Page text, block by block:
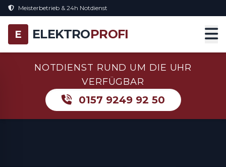
Meisterbetrieb & 24h Notdienst
E ELEKTROPROFI
NOTDIENST RUND UM DIE UHR
VERFÜGBAR
0157 9249 92 50